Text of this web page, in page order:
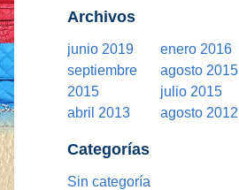
Archivos
junio 2019
enero 2016
septiembre
2015
agosto 2015
julio 2015
abril 2013
agosto 2012
Categorías
Sin categoría